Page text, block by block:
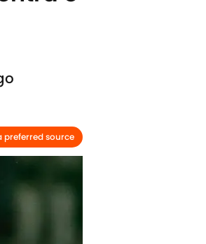
preferred source